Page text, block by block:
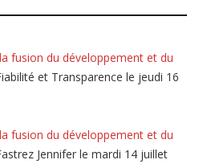
fusion du développement et du
et Transparence le jeudi 16
fusion du développement et du
Jennifer le mardi 14 juillet